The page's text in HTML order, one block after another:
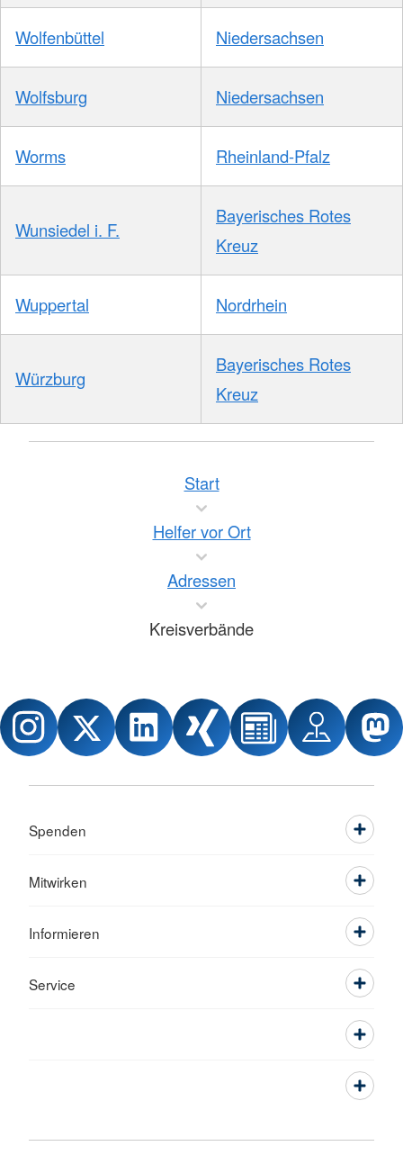
Wolfenbüttel Niedersachsen
Wolfsburg Niedersachsen
Worms Rheinland-Pfalz
Wunsiedel i. F.
Bayerisches Rotes
Kreuz
Wuppertal Nordrhein
Würzburg
Bayerisches Rotes
Kreuz
Start
Helfer vor Ort
Adressen
Kreisverbände
Spenden
Mitwirken
Informieren
Service